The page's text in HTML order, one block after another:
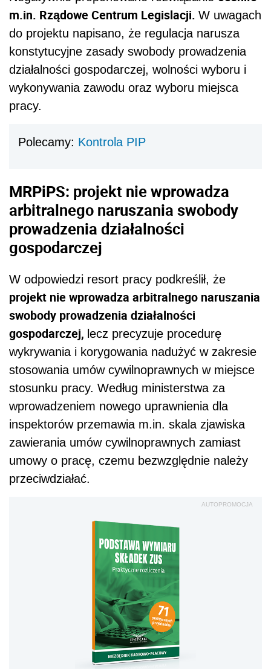
m.in. Rządowe Centrum Legislacji. W uwagach
do projektu napisano, że regulacja narusza
konstytucyjne zasady swobody prowadzenia
działalności gospodarczej, wolności wyboru i
wykonywania zawodu oraz wyboru miejsca
pracy.
Polecamy: Kontrola PIP
MRPiPS: projekt nie wprowadza
arbitralnego naruszania swobody
prowadzenia działalności
gospodarczej
W odpowiedzi resort pracy podkreślił, że
projekt nie wprowadza arbitralnego naruszania
swobody prowadzenia działalności
gospodarczej, lecz precyzuje procedurę
wykrywania i korygowania nadużyć w zakresie
stosowania umów cywilnoprawnych w miejsce
stosunku pracy. Według ministerstwa za
wprowadzeniem nowego uprawnienia dla
inspektorów przemawia m.in. skala zjawiska
zawierania umów cywilnoprawnych zamiast
umowy o pracę, czemu bezwzględnie należy
przeciwdziałać.
AUTOPROMOCJA